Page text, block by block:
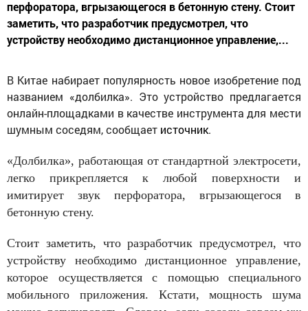
перфоратора, вгрызающегося в бетонную стену. Стоит
заметить, что разработчик предусмотрел, что
устройству необходимо дистанционное управление,...
В Китае набирает популярность новое изобретение под
названием «долбилка». Это устройство предлагается
онлайн-площадками в качестве инструмента для мести
шумным соседям, сообщает источник.
«Долбилка», работающая от стандартной электросети,
легко прикрепляется к любой поверхности и
имитирует звук перфоратора, вгрызающегося в
бетонную стену.
Стоит заметить, что разработчик предусмотрел, что
устройству необходимо дистанционное управление,
которое осуществляется с помощью специального
мобильного приложения. Кстати, мощность шума